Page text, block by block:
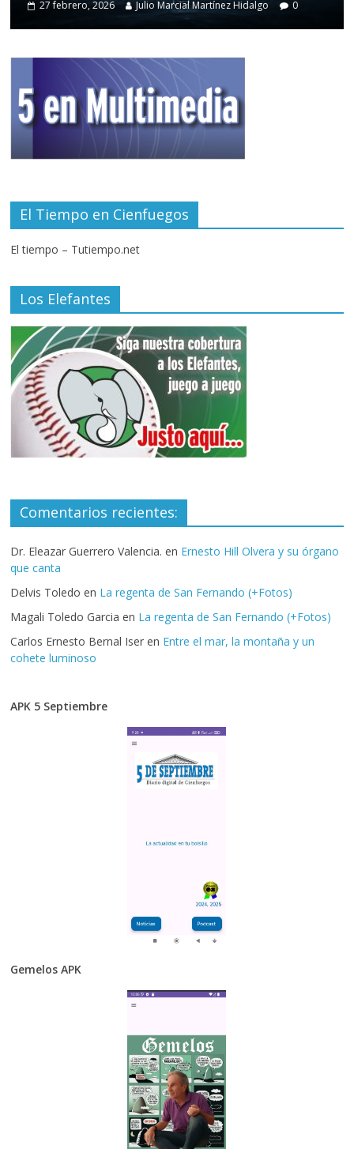
27 febrero, 2026 Julio Marcial Martínez Hidalgo 0
El Tiempo en Cienfuegos
El tiempo – Tutiempo.net
Los Elefantes
Comentarios recientes:
Dr. Eleazar Guerrero Valencia. en Ernesto Hill Olvera y su órgano
que canta
Delvis Toledo en La regenta de San Fernando (+Fotos)
Magali Toledo Garcia en La regenta de San Fernando (+Fotos)
Carlos Ernesto Bernal Iser en Entre el mar, la montaña y un
cohete luminoso
APK 5 Septiembre
Gemelos APK